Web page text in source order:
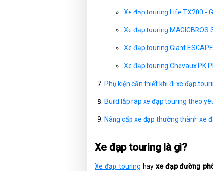
Xe đạp touring Life TX200 -
Xe đạp touring
Xe đạp touring Giant
Xe đạp touring Chevaux PK
Phụ kiện cần thiết khi đi xe đạp
Build lắp ráp xe đạp touring theo
Nâng cấp xe đạp thường thành xe
Xe đạp touring là gì?
Xe đạp touring hayxe đạp đường